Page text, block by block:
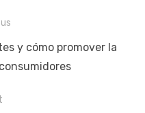
y cómo promover la